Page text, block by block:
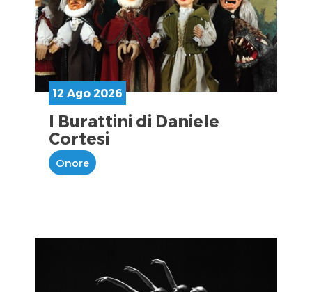
12 Ago 2026
I Burattini di Daniele
Cortesi
Onore